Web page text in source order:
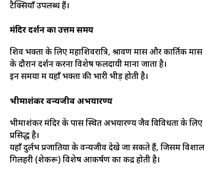
टैक्सियाँ उपलब्ध हैं।
मंदिर दर्शन का उत्तम समय
शिव भक्तों के लिए महाशिवरात्रि, श्रावण मास और कार्तिक मास
के दौरान दर्शन करना विशेष फलदायी माना जाता है।
इन समयों में यहाँ भक्तों की भारी भीड़ होती है।
भीमाशंकर वन्यजीव अभयारण्य
भीमाशंकर मंदिर के पास स्थित अभयारण्य जैव विविधता के लिए
प्रसिद्ध है।
यहाँ दुर्लभ प्रजातियों के वन्यजीव देखे जा सकते हैं, जिसमें विशाल
गिलहरी (शेकरू) विशेष आकर्षण का केंद्र होती है।